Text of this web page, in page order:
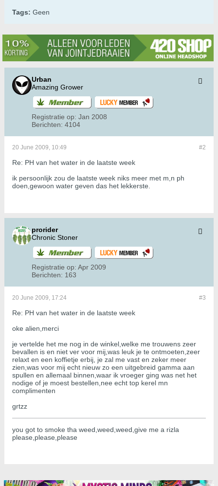
Tags: Geen
Urban
Amazing Grower
Registratie op: Jan 2008
Berichten: 4104
#2
20 June 2009, 10:49
Re: PH van het water in de laatste week
ik persoonlijk zou de laatste week niks meer met m,n ph
doen,gewoon water geven das het lekkerste.
prorider
Chronic Stoner
Registratie op: Apr 2009
Berichten: 163
#3
20 June 2009, 17:24
Re: PH van het water in de laatste week
oke alien,merci
je vertelde het me nog in de winkel,welke me trouwens zeer
bevallen is en niet ver voor mij,was leuk je te ontmoeten,zeer
relaxt en een koffietje erbij, je zal me vast en zeker meer
zien,was voor mij echt nieuw zo een uitgebreid gamma aan
spullen en allemaal binnen,waar ik vroeger ging was net het
nodige of je moest bestellen,nee echt top kerel mn
complimenten
grtzz
you got to smoke tha weed,weed,weed,give me a rizla
please,please,please